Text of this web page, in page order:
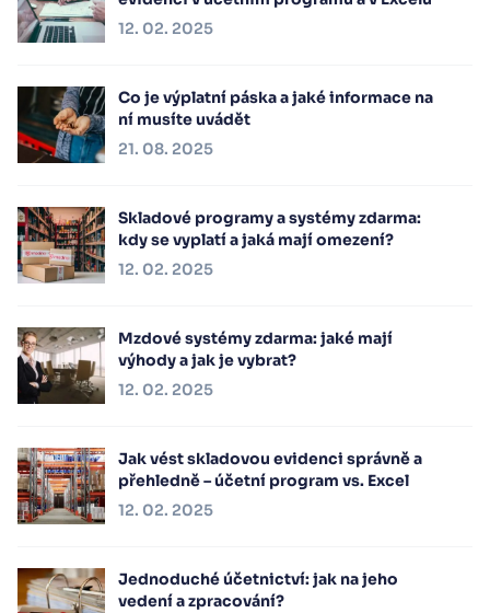
12. 02. 2025
Co je výplatní páska a jaké informace na
ní musíte uvádět
21. 08. 2025
Skladové programy a systémy zdarma:
kdy se vyplatí a jaká mají omezení?
12. 02. 2025
Mzdové systémy zdarma: jaké mají
výhody a jak je vybrat?
12. 02. 2025
Jak vést skladovou evidenci správně a
přehledně – účetní program vs. Excel
12. 02. 2025
Jednoduché účetnictví: jak na jeho
vedení a zpracování?